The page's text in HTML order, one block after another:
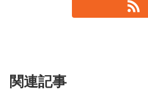
関連記事